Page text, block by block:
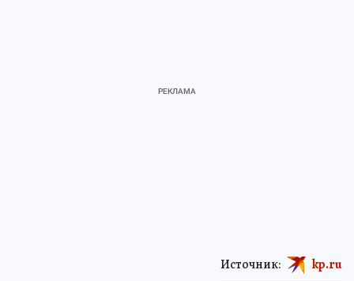
Источник: kp.ru